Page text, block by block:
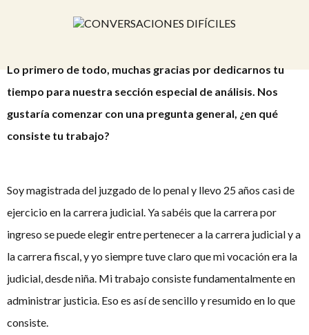
Lo primero de todo, muchas gracias por dedicarnos tu
tiempo para nuestra sección especial de análisis. Nos
gustaría comenzar con una pregunta general, ¿en qué
consiste tu trabajo?
Soy magistrada del juzgado de lo penal y llevo 25 años casi de
ejercicio en la carrera judicial. Ya sabéis que la carrera por
ingreso se puede elegir entre pertenecer a la carrera judicial y a
la carrera fiscal, y yo siempre tuve claro que mi vocación era la
judicial, desde niña. Mi trabajo consiste fundamentalmente en
administrar justicia. Eso es así de sencillo y resumido en lo que
consiste.